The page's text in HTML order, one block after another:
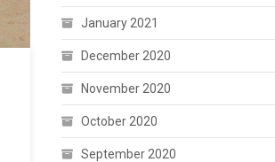
January 2021
December 2020
November 2020
October 2020
September 2020